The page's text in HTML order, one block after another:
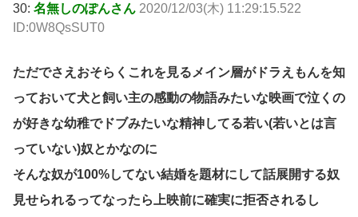
30: 名無しのぽんさん 2020/12/03(木) 11:29:15.522
ID:0W8QsSUT0
ただでさえおそらくこれを見るメイン層がドラえもんを知
っておいて犬と飼い主の感動の物語みたいな映画で泣くの
が好きな幼稚でドブみたいな精神してる若い(若いとは言
っていない)奴とかなのに
そんな奴が100%してない結婚を題材にして話展開する奴
見せられるってなったら上映前に確実に拒否されるし